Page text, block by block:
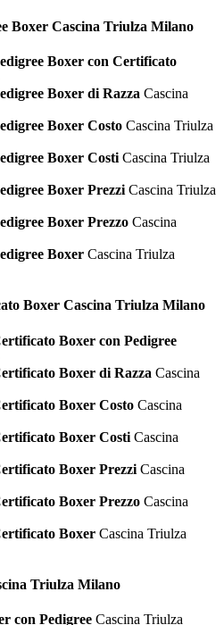
Boxer Cascina Triulza Milano
Boxer con Certificato
Boxer di Razza Cascina
Boxer Costo Cascina Triulza
Boxer Costi Cascina Triulza
Boxer Prezzi Cascina Triulza
Boxer Prezzo Cascina
Boxer Cascina Triulza
Boxer Cascina Triulza Milano
Boxer con Pedigree
Boxer di Razza Cascina
Boxer Costo Cascina
Boxer Costi Cascina
Boxer Prezzi Cascina
Boxer Prezzo Cascina
Boxer Cascina Triulza
Triulza Milano
con Pedigree Cascina Triulza